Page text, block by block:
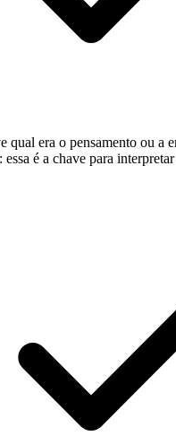
qual era o pensamento ou a
essa é a chave para